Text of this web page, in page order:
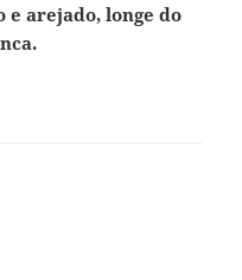
arejado, longe do